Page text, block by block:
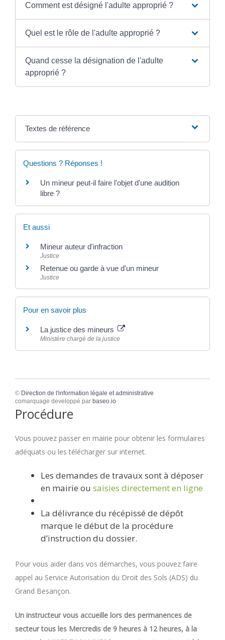
Comment est désigné l'adulte approprié ?
Quel est le rôle de l'adulte approprié ?
Quand cesse la désignation de l'adulte
approprié ?
Textes de référence
Questions ? Réponses !
Un mineur peut-il faire l'objet d'une audition
libre ?
Et aussi
Mineur auteur d'infraction
Justice
Retenue ou garde à vue d'un mineur
Justice
Pour en savoir plus
La justice des mineurs
Ministère chargé de la justice
© Direction de l'information légale et administrative
comarquage developpé par baseo.io
Procédure
Vous pouvez passer en mairie pour obtenir les formulaires
adéquats ou les télécharger sur internet.
Les demandes de travaux sont à déposer
en mairie ou saisies directement en ligne
La délivrance du récépissé de dépôt
marque le début de la procédure
d’instruction du dossier.
Pour vous aider dans vos démarches, vous pouvez faire
appel au Service Autorisation du Droit des Sols (ADS) du
Grand Besançon.
Un instructeur vous accueille lors des permanences de
secteur tous les Mercredis de 9 heures à 12 heures, à la